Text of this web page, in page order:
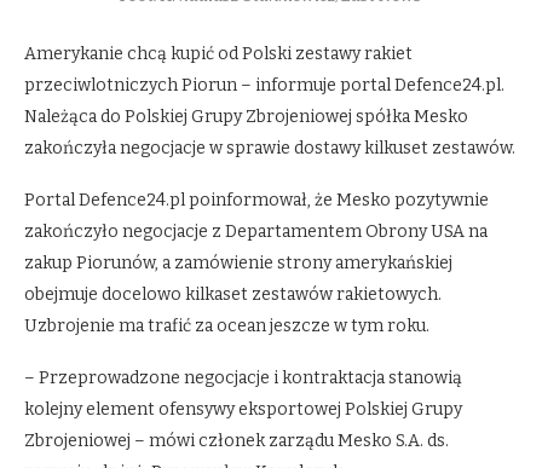
Amerykanie chcą kupić od Polski zestawy rakiet
przeciwlotniczych Piorun – informuje portal Defence24.pl.
Należąca do Polskiej Grupy Zbrojeniowej spółka Mesko
zakończyła negocjacje w sprawie dostawy kilkuset zestawów.
Portal Defence24.pl poinformował, że Mesko pozytywnie
zakończyło negocjacje z Departamentem Obrony USA na
zakup Piorunów, a zamówienie strony amerykańskiej
obejmuje docelowo kilkaset zestawów rakietowych.
Uzbrojenie ma trafić za ocean jeszcze w tym roku.
– Przeprowadzone negocjacje i kontraktacja stanowią
kolejny element ofensywy eksportowej Polskiej Grupy
Zbrojeniowej – mówi członek zarządu Mesko S.A. ds.